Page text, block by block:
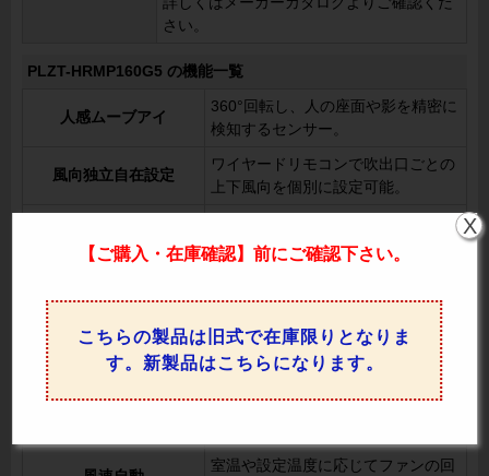
さい。
PLZT-HRMP160G5 の機能一覧
人感ムーブアイ
360°回転し、人の座面や影を精密に
検知するセンサー。
風向独立自在設定
ワイヤードリモコンで吹出口ごとの
上下風向を個別に設定可能。
を防ぎます。
り替え可能。
上下風向切換 リモコンで上下の風向を調整可能。
左右風向切換 リモコンで左右の風向を変更可能。
室温や設定温度に応じてファンの回
【ご購入・在庫確認】前にご確認下さい。
こちらの製品は旧式で在庫限りとなりま
す。新製品はこちらになります。
X